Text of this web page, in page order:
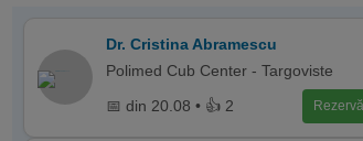
Dr. Cristina Abramescu
Polimed Cub Center - Targoviste
📅 din 20.08 • 👍 2 Rezervă